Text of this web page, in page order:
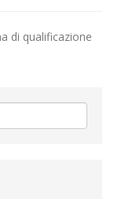
di qualificazione